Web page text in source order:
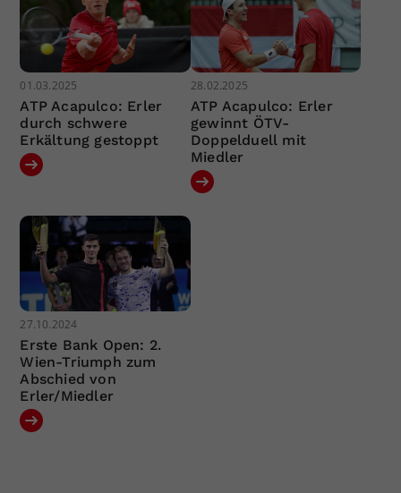
01.03.2025
ATP Acapulco: Erler
durch schwere
Erkältung gestoppt
28.02.2025
ATP Acapulco: Erler
gewinnt ÖTV-
Doppelduell mit
Miedler
27.10.2024
Erste Bank Open: 2.
Wien-Triumph zum
Abschied von
Erler/Miedler